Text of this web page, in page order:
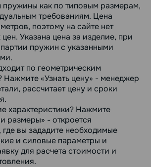
как по типовым размерам,
требованиям. Цена
поэтому на сайте нет
Указана цена за изделие, при
пружин с указанными
по геометрическим
Нажмите «Узнать цену» - менеджер
рассчитает цену и сроки
характеристики? Нажмите
размеры» - откроется
где вы зададите необходимые
и силовые параметры и
для расчета стоимости и